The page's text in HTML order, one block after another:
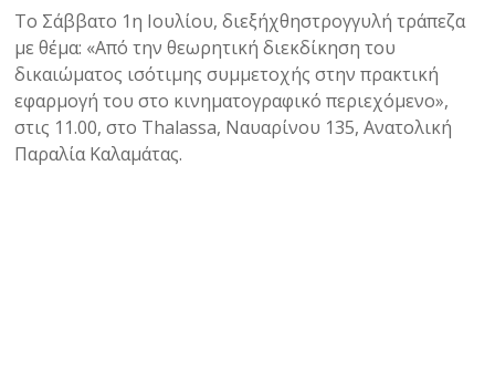
Το Σάββατο 1η Ιουλίου, διεξήχθηστρογγυλή τράπεζα
με θέμα: «Από την θεωρητική διεκδίκηση του
δικαιώματος ισότιμης συμμετοχής στην πρακτική
εφαρμογή του στο κινηματογραφικό περιεχόμενο»,
στις 11.00, στο Thalassa, Ναυαρίνου 135, Ανατολική
Παραλία Καλαμάτας.